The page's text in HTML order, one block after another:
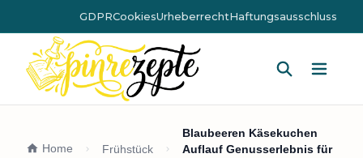
GDPRCookiesUrheberrechtHaftungsausschluss
Home Frühstück
Blaubeeren Käsekuchen
Auflauf Genusserlebnis für